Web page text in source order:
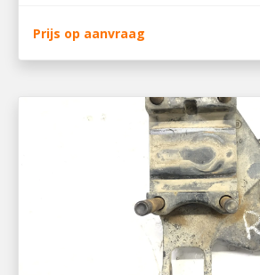
Prijs op aanvraag